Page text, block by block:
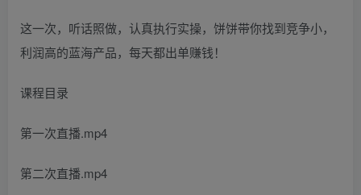
这一次，听话照做，认真执行实操，饼饼带你找到竞争小，
利润高的蓝海产品，每天都出单赚钱！
课程目录
第一次直播.mp4
第二次直播.mp4